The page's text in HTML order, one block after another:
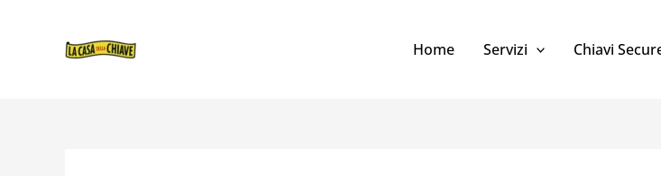
CONTENUTO
Home Servizi Chiavi